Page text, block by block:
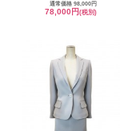
通常価格 98,000円
78,000円(税別)